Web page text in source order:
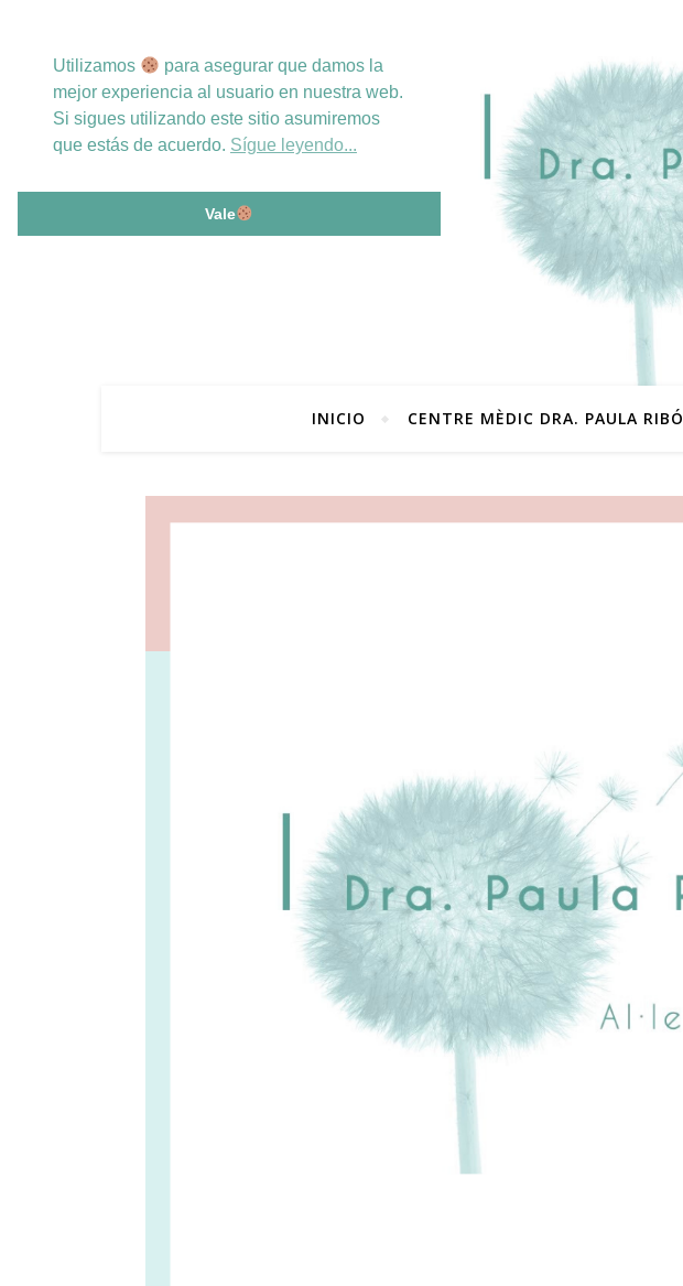
INICIO CENTRE MÈDIC DRA. PAULA RIBÓ
Utilizamos
para asegurar que damos la
mejor experiencia al usuario en nuestra web.
Si sigues utilizando este sitio asumiremos
que estás de acuerdo. Sígue leyendo...
Vale